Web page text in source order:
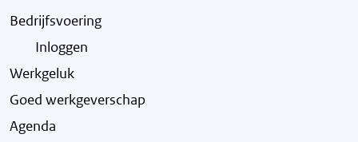
Bedrijfsvoering
Inloggen
Werkgeluk
Goed werkgeverschap
Agenda